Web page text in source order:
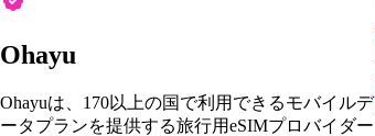
Ohayu
Ohayuは、170以上の国で利用できるモバイルデ
ータプランを提供する旅行用eSIMプロバイダー